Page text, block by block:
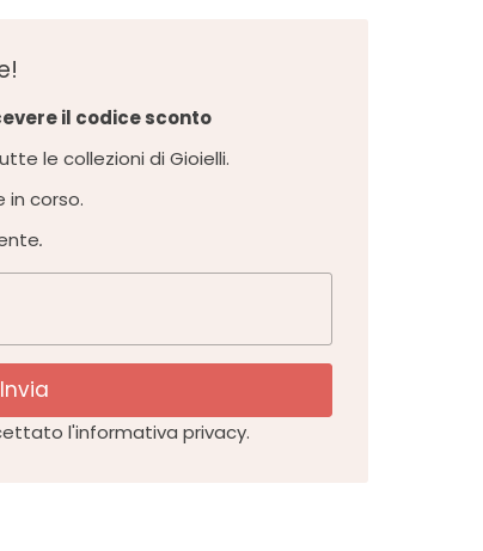
il codice sconto
le collezioni di Gioielli.
in corso.
.
Invia
l'informativa privacy.